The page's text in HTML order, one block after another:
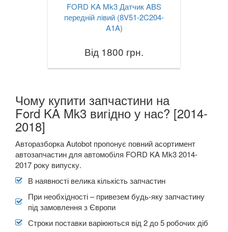
FORD KA Mk3 Датчик ABS
передній лівий (8V51-2C204-
A1A)
Від 1800 грн.
Чому купити запчастини на
Ford KA Mk3 вигідно у нас? [2014-
2018]
Авторазборка Autobot пропонує повний асортимент
автозапчастин для автомобіля FORD KA Mk3 2014-
2017 року випуску.
В наявності велика кількість запчастин
При необхідності – привезем будь-яку запчастину
під замовлення з Європи
Строки поставки варіюються від 2 до 5 робочих діб